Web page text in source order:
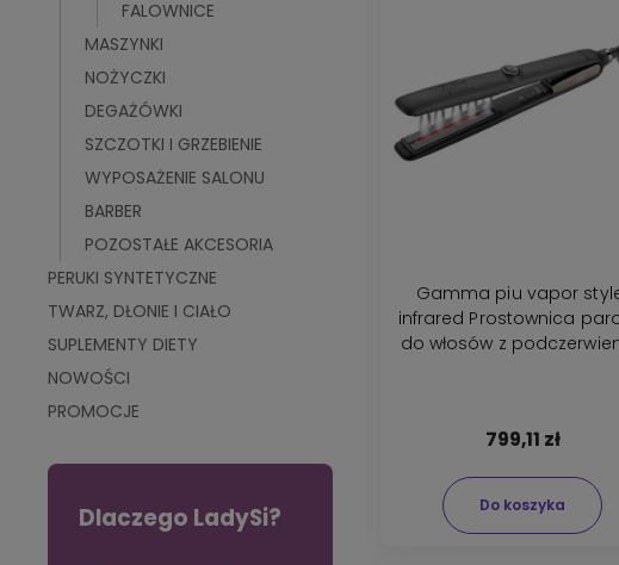
FALOWNICE
MASZYNKI
NOŻYCZKI
DEGAŻÓWKI
SZCZOTKI I GRZEBIENIE
WYPOSAŻENIE SALONU
BARBER
POZOSTAŁE AKCESORIA
PERUKI SYNTETYCZNE
TWARZ, DŁONIE I CIAŁO
SUPLEMENTY DIETY
NOWOŚCI
PROMOCJE
Dlaczego LadySi?
Gamma piu vapor
infrared Prostownica
do włosów z
799,11 zł
Do koszyka